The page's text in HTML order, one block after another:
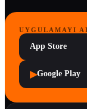
UYGULAMAYI
App Store
▶Google Play